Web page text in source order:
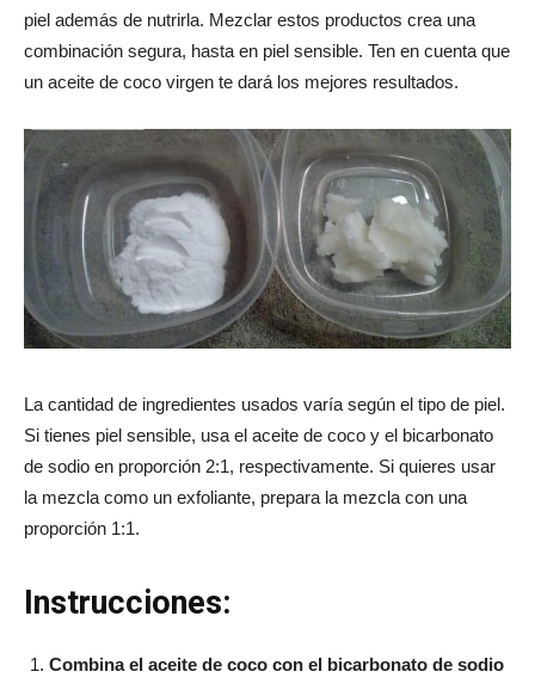
piel además de nutrirla. Mezclar estos productos crea una
combinación segura, hasta en piel sensible. Ten en cuenta que
un aceite de coco virgen te dará los mejores resultados.
La cantidad de ingredientes usados varía según el tipo de piel.
Si tienes piel sensible, usa el aceite de coco y el bicarbonato
de sodio en proporción 2:1, respectivamente. Si quieres usar
la mezcla como un exfoliante, prepara la mezcla con una
proporción 1:1.
Instrucciones:
Combina el aceite de coco con el bicarbonato de sodio